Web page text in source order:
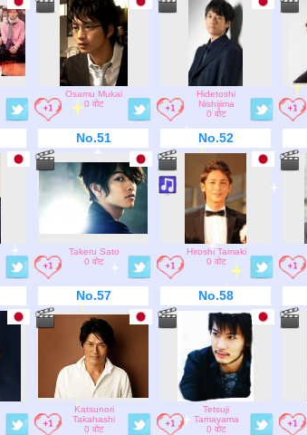
Osamu Mukai
0 वोट
Hidetoshi
Nishijima
0 वोट
No.51
Takeru Sato
0 वोट
No.52
Hiroshi Tamaki
0 वोट
No.57
Katsunori
Takahashi
0 वोट
No.58
Tetsuji
Tamayama
0 वोट